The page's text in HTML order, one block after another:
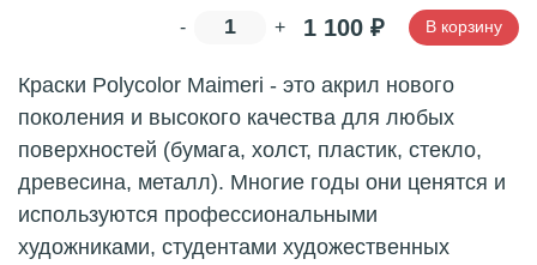
- + 1 100 ₽ В корзину
Краски Polycolor Maimeri - это акрил нового
поколения и высокого качества для любых
поверхностей (бумага, холст, пластик, стекло,
древесина, металл). Многие годы они ценятся и
используются профессиональными
художниками, студентами художественных